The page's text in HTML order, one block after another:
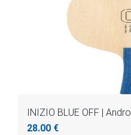
INIZIO BLUE OFF | Andro
28.00 €